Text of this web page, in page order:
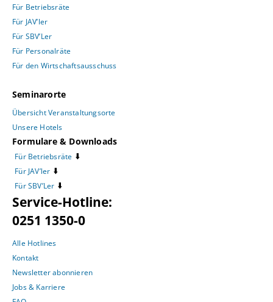
Für Betriebsräte
Für JAV’ler
Für SBV’Ler
Für Personalräte
Für den Wirtschaftsausschuss
Seminarorte
Übersicht Veranstaltungsorte
Unsere Hotels
Formulare & Downloads
Für Betriebsräte ⬇️
Für JAV’ler ⬇️
Für SBV’Ler ⬇️
Service-Hotline:
0251 1350-0
Alle Hotlines
Kontakt
Newsletter abonnieren
Jobs & Karriere